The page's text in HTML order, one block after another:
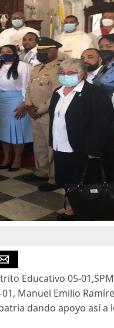
Educativo 05-
Manuel Emilio
dando apoyo así a